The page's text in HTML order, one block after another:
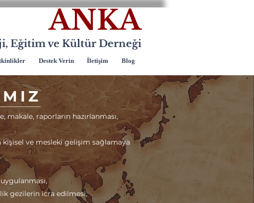
ANKA
Eğitim ve Kültür Derneği
Destek Verin İletişim Blog
raporların hazırlanması,
ve mesleki gelişim sağlamaya
gezilerin icra edilmesi,